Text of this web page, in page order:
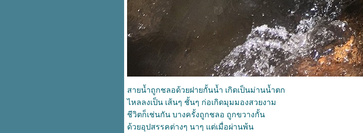
สายน้ำถูกชลอด้วยฝายกั้นน้ำ เกิดเป็นม่านน้ำตก
ไหลลงเป็น เส้นๆ ชั้นๆ ก่อเกิดมุมมองสวยงาม
ชีวิตก็เช่นกัน บางครั้งถูกชลอ ถูกขวางกั้น
ด้วยอุปสรรคต่างๆ นาๆ แต่เมื่อผ่านพ้น